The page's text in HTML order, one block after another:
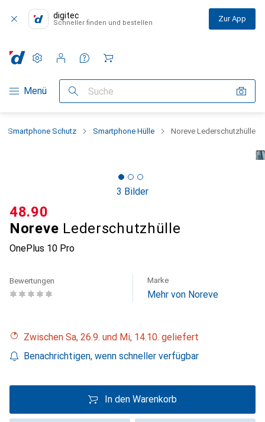
digitec
Schneller finden und bestellen Zur App
Navigation nach Kategorien
Menü Suche
Einstellungen
Kundenkonto
Vergleichslisten
Merklisten
Warenkorb
Smartphone Schutz Smartphone Hülle Noreve Lederschutzhülle
3 Bilder
Noreve Lederschutzhülle
OnePlus 10 Pro
CHF
48.90
Bewertungen Marke
Mehr von Noreve
Zwischen Sa, 26.9. und Mi, 14.10. geliefert
Benachrichtigen, wenn schneller verfügbar
In den Warenkorb